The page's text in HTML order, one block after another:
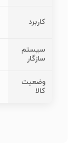
کاربرد
سیستم
سازگار
وضعیت
کالا